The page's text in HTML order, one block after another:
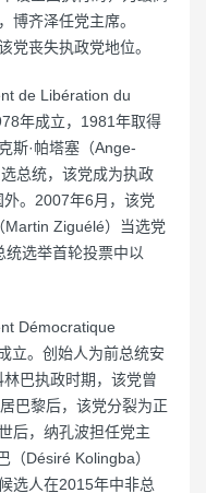
博齐泽任党主席。
党丧失执政党地位。
de Libération du
年成立，1981年取得
斯·帕塔塞（Ange-
总统，该党成为执政
。2007年6月，该党
Martin Ziguélé）当选党
选举首轮投票中以
Démocratique
立。创始人为前总统安
巴执政时期，该党曾
巴黎后，该党分裂为正
后，纳孔波担任党主
（Désiré Kolingba）
选人在2015年中非总